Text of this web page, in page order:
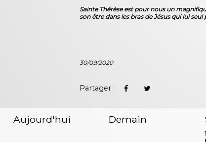
Sainte Thérèse est pour nous un
son être dans les bras de Jésus qui lui
30/09/2020
Partager :
Aujourd'hui Demain